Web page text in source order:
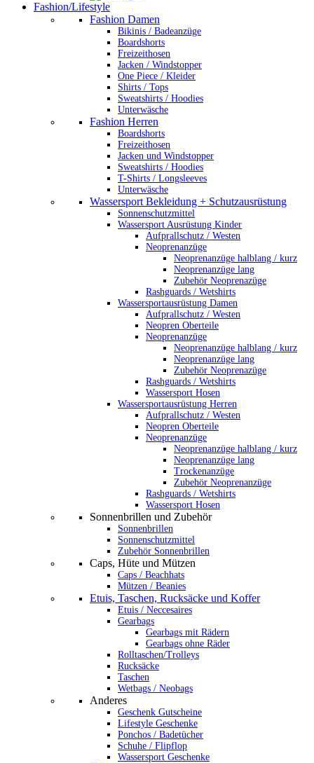
Fashion/Lifestyle
Fashion Damen
Bikinis / Badeanzüge
Boardshorts
Freizeithosen
Jacken / Windstopper
One Piece / Kleider
Shirts / Tops
Sweatshirts / Hoodies
Unterwäsche
Fashion Herren
Boardshorts
Freizeithosen
Jacken und Windstopper
Sweatshirts / Hoodies
T-Shirts / Longsleeves
Unterwäsche
Wassersport Bekleidung + Schutzausrüstung
Sonnenschutzmittel
Wassersport Ausrüstung Kinder
Aufprallschutz / Westen
Neoprenanzüge
Neoprenanzüge halblang / kurz
Neoprenanzüge lang
Zubehör Neoprenazüge
Rashguards / Wetshirts
Wassersportausrüstung Damen
Aufprallschutz / Westen
Neopren Oberteile
Neoprenanzüge
Neoprenanzüge halblang / kurz
Neoprenanzüge lang
Zubehör Neoprenazüge
Rashguards / Wetshirts
Wassersport Hosen
Wassersportausrüstung Herren
Aufprallschutz / Westen
Neopren Oberteile
Neoprenanzüge
Neoprenanzüge halblang / kurz
Neoprenanzüge lang
Trockenanzüge
Zubehör Neoprenanzüge
Rashguards / Wetshirts
Wassersport Hosen
Sonnenbrillen und Zubehör
Sonnenbrillen
Sonnenschutzmittel
Zubehör Sonnenbrillen
Caps, Hüte und Mützen
Caps / Beachhats
Mützen / Beanies
Etuis, Taschen, Rucksäcke und Koffer
Etuis / Neccesaires
Gearbags
Gearbags mit Rädern
Gearbags ohne Räder
Rolltaschen/Trolleys
Rucksäcke
Taschen
Wetbags / Neobags
Anderes
Geschenk Gutscheine
Lifestyle Geschenke
Ponchos / Badetücher
Schuhe / Flipflop
Wassersport Geschenke